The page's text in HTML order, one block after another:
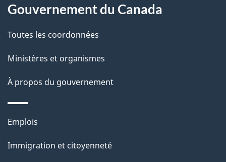
a
g
e
a
c
i
o
s
u
r
Gouvernement du Canada
Toutes les coordonnées
Ministères et organismes
À propos du gouvernement
Thèmes
sujets
Emplois
Immigration et citoyenneté